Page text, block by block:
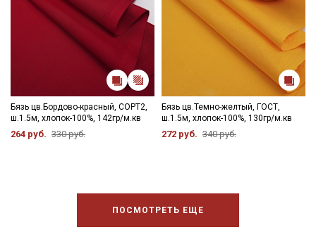
Бязь цв.Бордово-красный, СОРТ2,
ш.1.5м, хлопок-100%, 142гр/м.кв
264 руб. 330 руб.
Бязь цв.Темно-желтый, ГОСТ,
ш.1.5м, хлопок-100%, 130гр/м.кв
272 руб. 340 руб.
ПОСМОТРЕТЬ ЕЩЕ